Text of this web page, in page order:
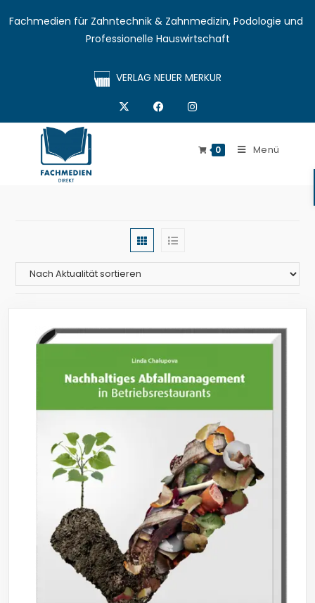
Fachmedien für Zahntechnik & Zahnmedizin, Podologie und
Professionelle Hauswirtschaft
VERLAG NEUER MERKUR
0 Menü